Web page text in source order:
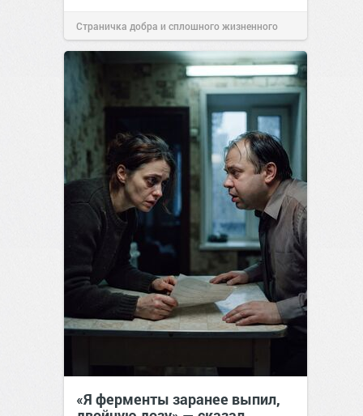
Страничка добра и сплошного жизненного
позитива!11:38Сегодня
«Я ферменты заранее выпил,